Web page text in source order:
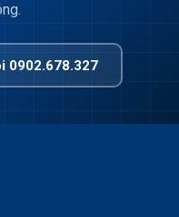
0902.678.327